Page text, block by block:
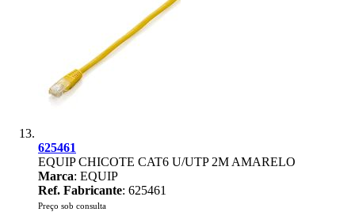
625461
EQUIP CHICOTE CAT6 U/UTP 2M AMARELO
Marca: EQUIP
Ref. Fabricante: 625461
Preço sob consulta